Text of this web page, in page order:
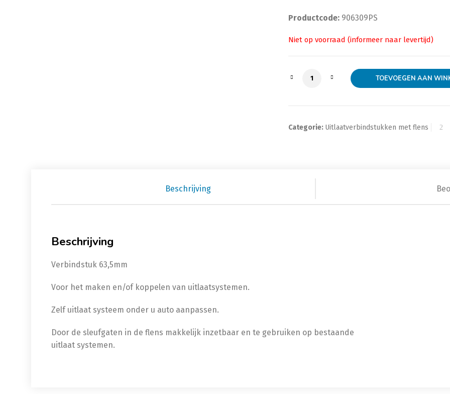
Productcode: 906309PS
Uitlaatbuis verbindstuk 63,5mm,
TOEVOEGEN AAN
Categorie: Uitlaatverbindstukken met flens
Beschrijving
Beschrijving
Verbindstuk 63,5mm
Voor het maken en/of koppelen van uitlaatsystemen.
Zelf uitlaat systeem onder u auto aanpassen.
Door de sleufgaten in de flens makkelijk inzetbaar en te gebruiken op bestaande
uitlaat systemen.